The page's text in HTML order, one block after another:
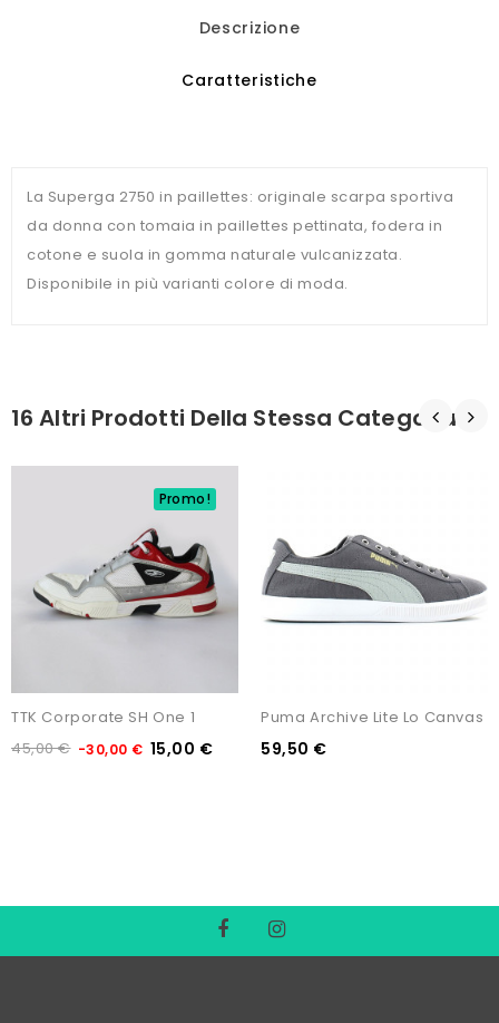
Descrizione
Caratteristiche
La Superga 2750 in paillettes: originale scarpa sportiva
da donna con tomaia in paillettes pettinata, fodera in
cotone e suola in gomma naturale vulcanizzata.
Disponibile in più varianti colore di moda.
16 Altri Prodotti Della Stessa Categoria:
Promo!
TTK Corporate SH One 1
45,00 € -30,00 € 15,00 €
Puma Archive Lite Lo Canvas
59,50 €